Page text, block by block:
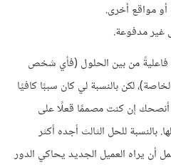
مواقع أخرى.
مدفوعة.
فاعليةً من بين الحلول (فأي شخص
لكن بالنسبة لي كان سببًا كافيًا
إن كنت مصممًا قعلًا على
بالنسبة للحل الثالث أجده أكثر
أن يراه العميل الجديد يحاكي الدور